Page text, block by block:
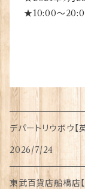
★10:00～
デパートリウボウ
2026/7/24
東武百貨店船橋店